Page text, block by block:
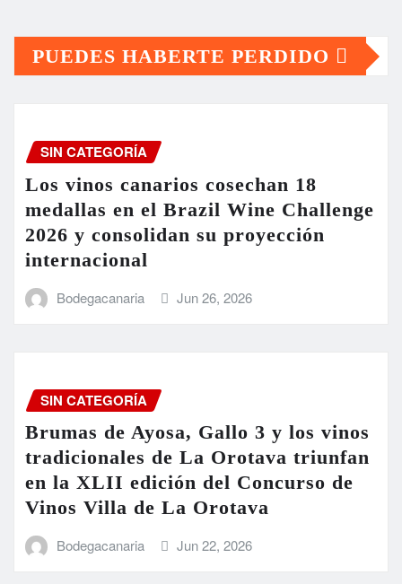
PUEDES HABERTE PERDIDO
SIN CATEGORÍA
Los vinos canarios cosechan 18
medallas en el Brazil Wine Challenge
2026 y consolidan su proyección
internacional
Bodegacanaria Jun 26, 2026
SIN CATEGORÍA
Brumas de Ayosa, Gallo 3 y los vinos
tradicionales de La Orotava triunfan
en la XLII edición del Concurso de
Vinos Villa de La Orotava
Bodegacanaria Jun 22, 2026